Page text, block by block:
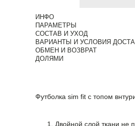
ИНФО
ПАРАМЕТРЫ
СОСТАВ И УХОД
ВАРИАНТЫ И УСЛОВИЯ
ОБМЕН И ВОЗВРАТ
ДОЛЯМИ
Футболка sim fit с топом
Двойной слой ткани не